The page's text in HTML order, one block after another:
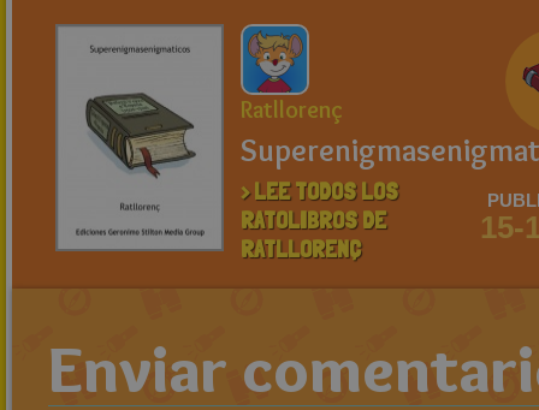
Ratllorenç
> LEE TODOS LOS
RATOLIBROS DE
RATLLORENÇ
15-
Enviar